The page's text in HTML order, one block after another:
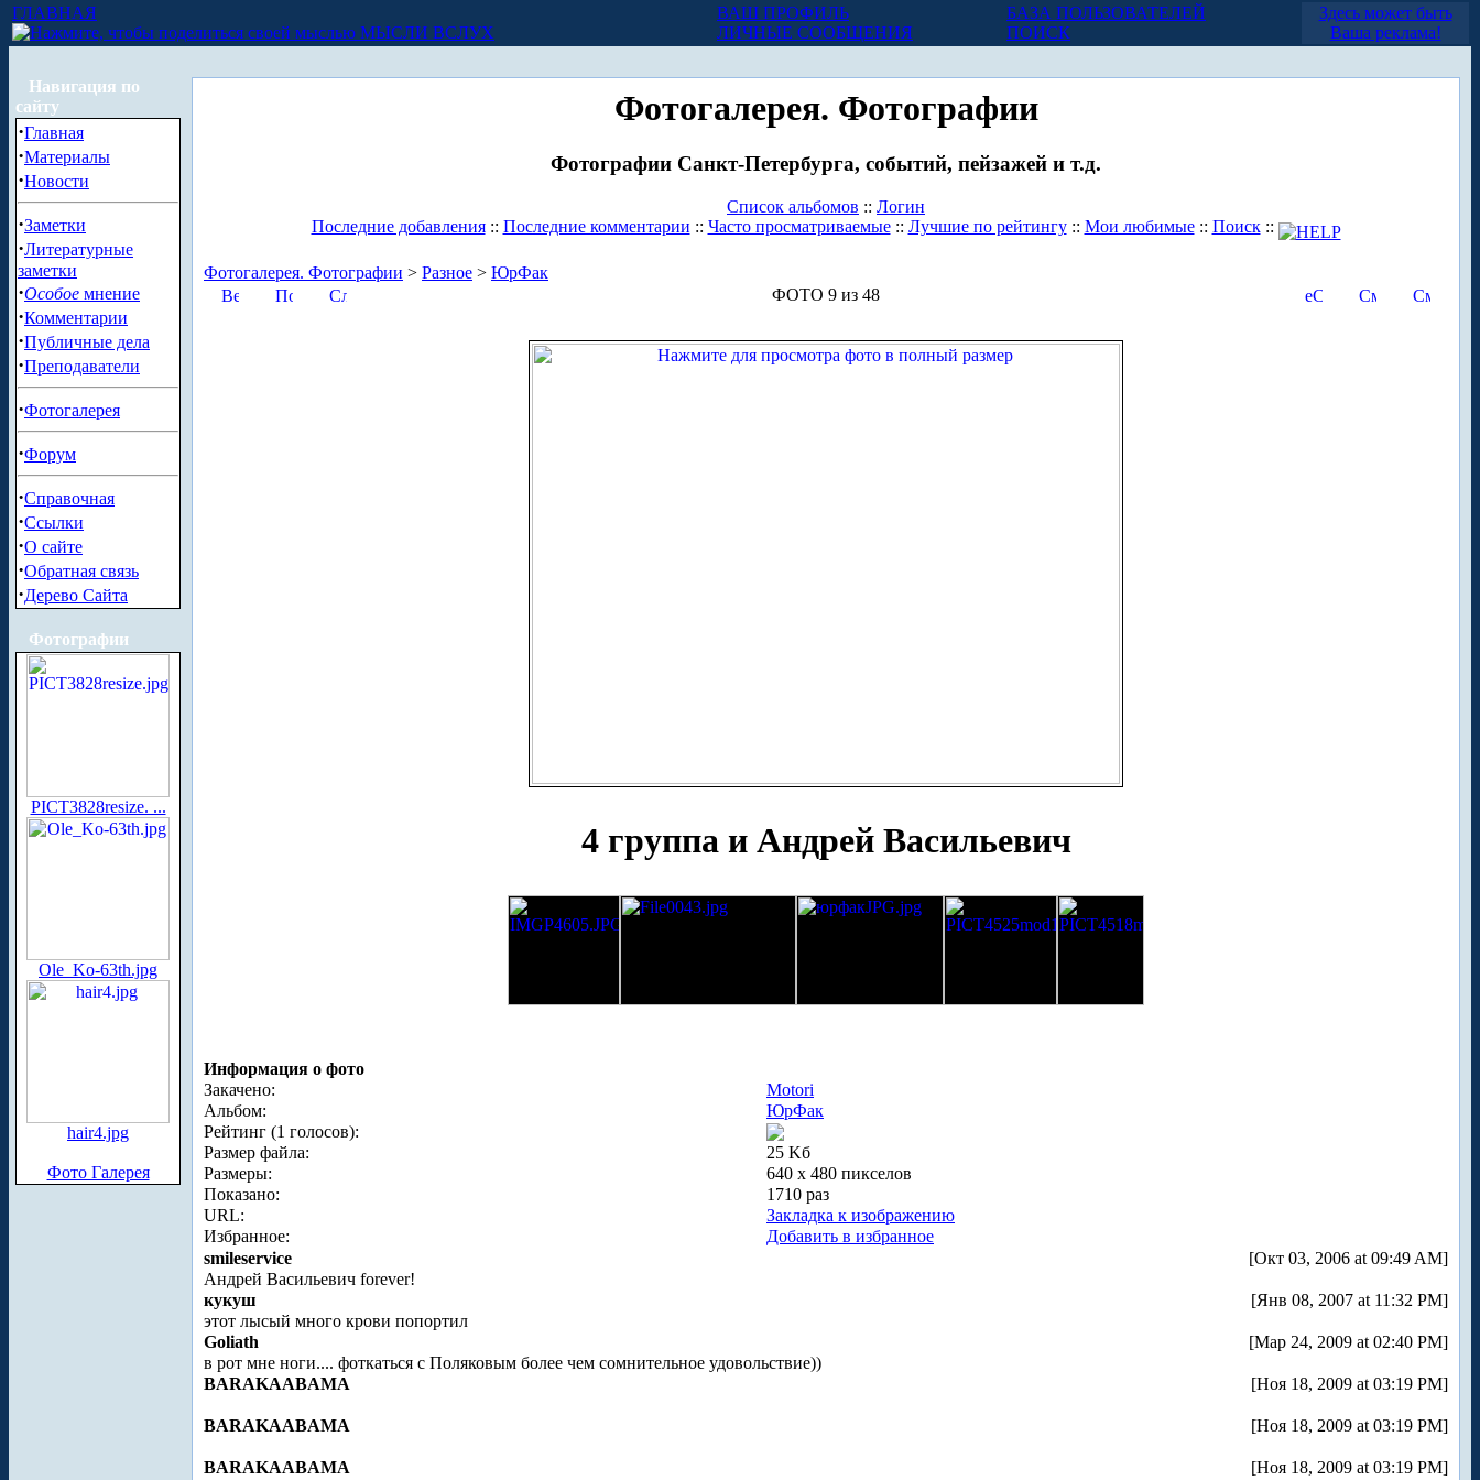
ГЛАВНАЯ
МЫСЛИ ВСЛУХ
ВАШ ПРОФИЛЬ
ЛИЧНЫЕ СООБЩЕНИЯ
БАЗА ПОЛЬЗОВАТЕЛЕЙ
ПОИСК
Здесь может быть
Ваша реклама!
Навигация по
сайту
·Главная
·Материалы
·Новости
·Заметки
·Литературные
заметки
·Особое мнение
·Комментарии
·Публичные дела
·Преподаватели
·Фотогалерея
·Форум
·Справочная
·Ссылки
·О сайте
·Обратная связь
·Дерево Сайта
Фотографии
PICT3828resize. ...
Ole_Ko-63th.jpg
hair4.jpg
Фото Галерея
Фотогалерея. Фотографии
Фотографии Санкт-Петербурга, событий, пейзажей и т.д.
Список альбомов :: Логин
Последние добавления:: Последние комментарии :: Часто просматриваемые:: Лучшие по рейтингу:: Мои любимые:: Поиск::
Фотогалерея. Фотографии > Разное > ЮрФак
ФОТО 9 из 48
4 группа и Андрей Васильевич
Информация о фото
Закачено:
Motori
Альбом:
ЮрФак
Рейтинг (1 голосов):
Размер файла:
25 Kб
Размеры:
640 x 480 пикселов
Показано:
1710 раз
URL:
Закладка к изображению
Избранное:
Добавить в избранное
smileservice
[Окт 03, 2006 at 09:49 AM]
Андрей Васильевич forever!
кукуш
[Янв 08, 2007 at 11:32 PM]
этот лысый много крови попортил
Goliath
[Мар 24, 2009 at 02:40 PM]
в рот мне ноги.... фоткаться с Поляковым более чем сомнительное удовольствие))
BARAKAABAMA
[Ноя 18, 2009 at 03:19 PM]
BARAKAABAMA [Ноя 18, 2009 at 03:19 PM]
BARAKAABAMA [Ноя 18, 2009 at 03:19 PM]